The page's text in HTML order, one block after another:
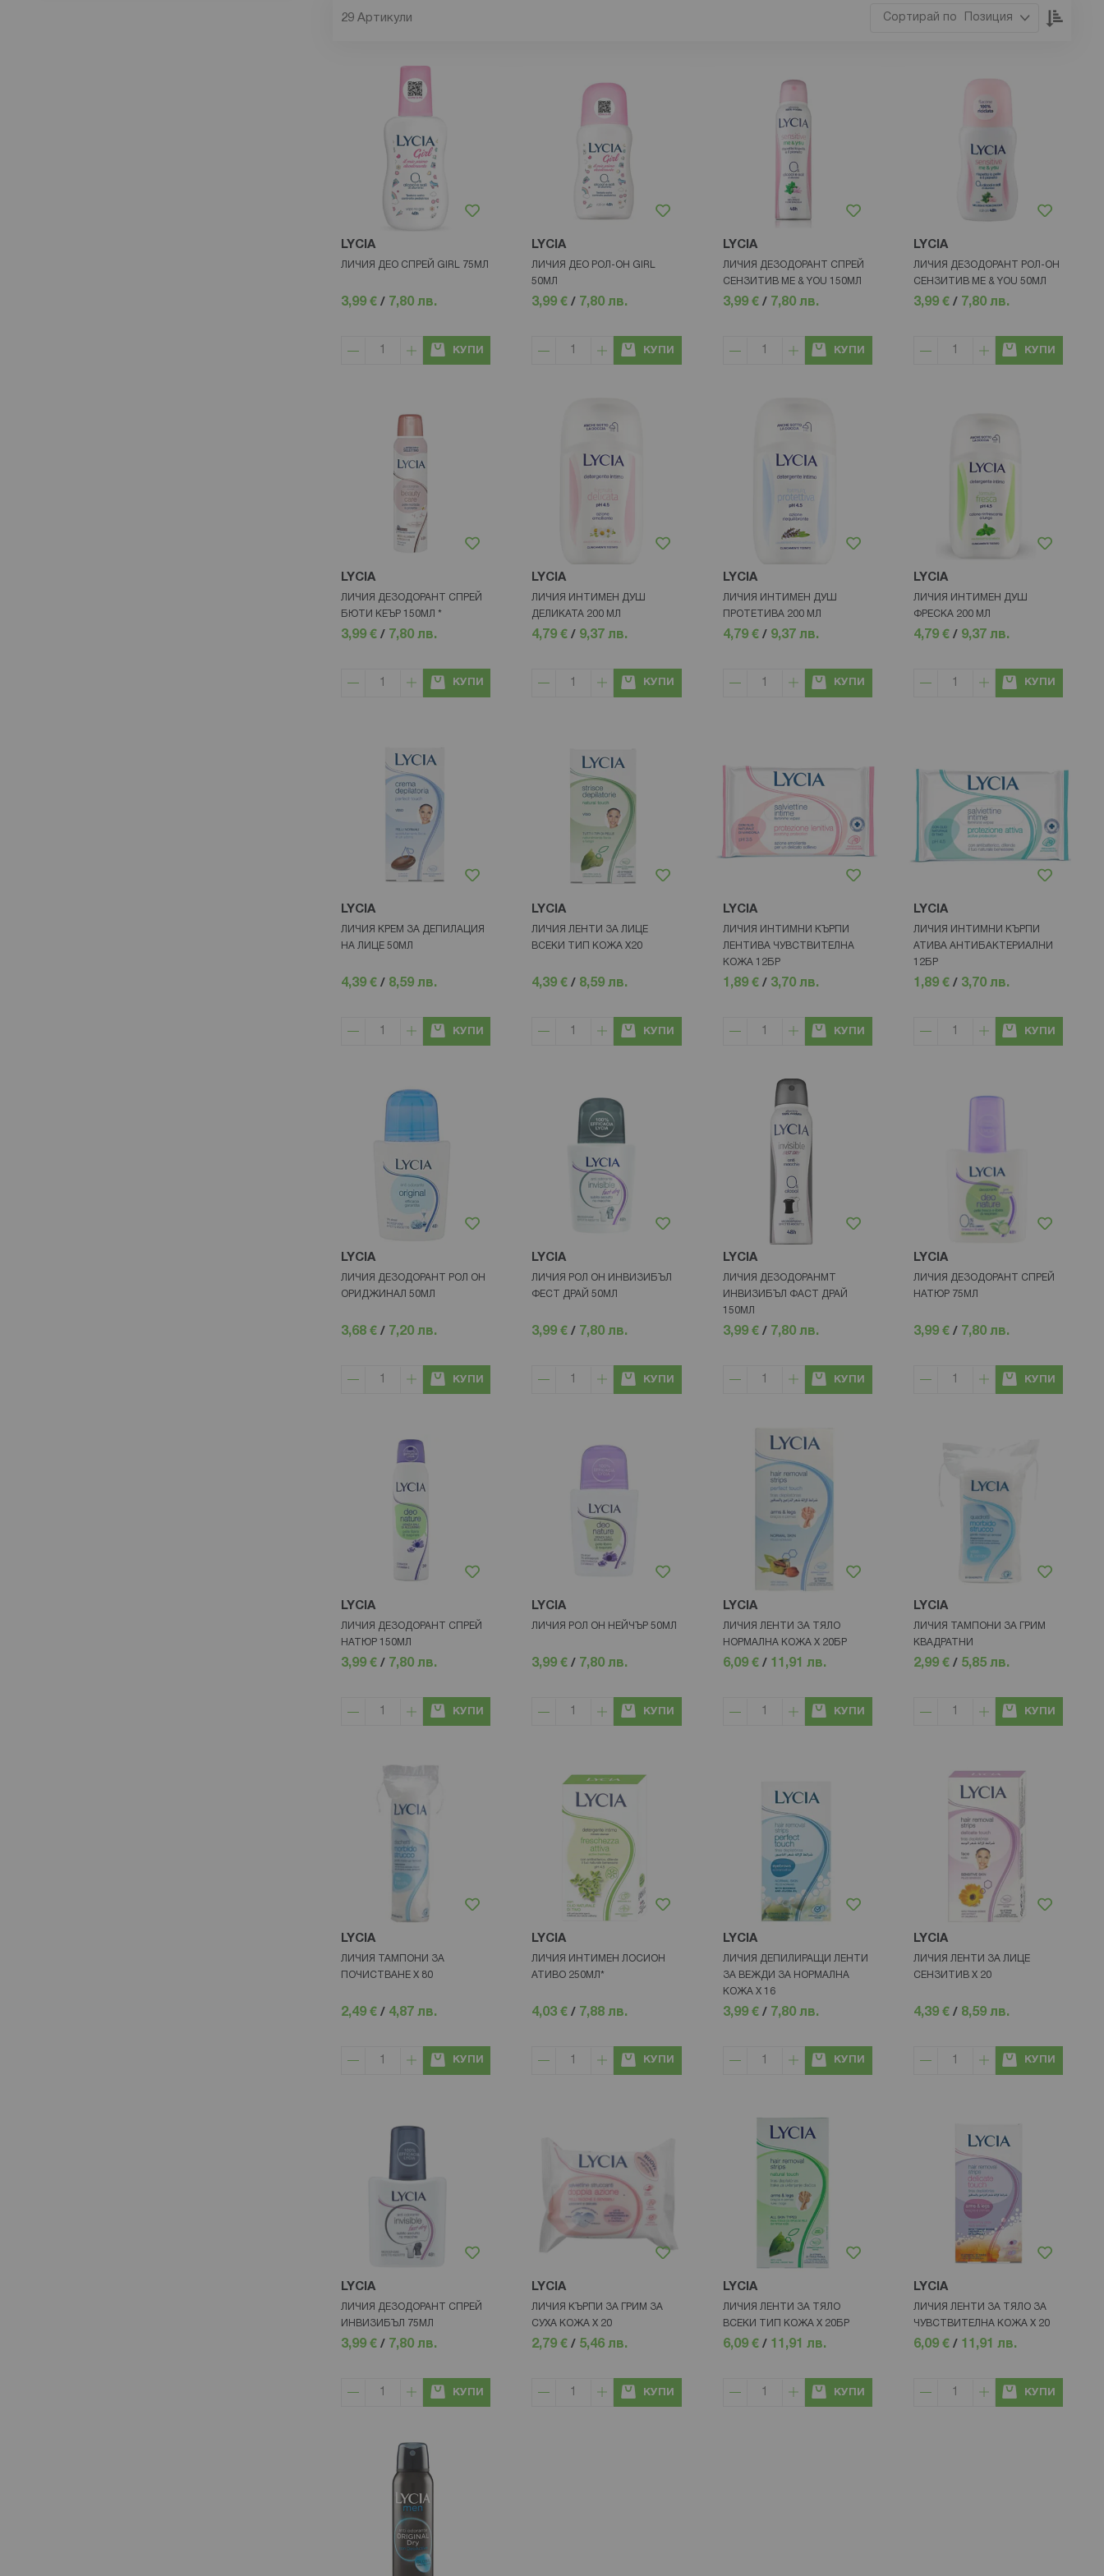
Позиция
29 Артикули
LYCIA
ЛИЧИЯ ДЕО СПРЕЙ GIRL 75МЛ
3,99 € / 7,80 лв.
КУПИ
LYCIA
ЛИЧИЯ ДЕО РОЛ-ОН GIRL
50МЛ
3,99 € / 7,80 лв.
КУПИ
LYCIA
ЛИЧИЯ ДЕЗОДОРАНТ СПРЕЙ
СЕНЗИТИВ ME & YOU 150МЛ
3,99 €/ 7,80 лв.
КУПИ
LYCIA
ЛИЧИЯ ДЕЗОДОРАНТ РОЛ-ОН
СЕНЗИТИВ ME & YOU 50МЛ
3,99 €/ 7,80 лв.
КУПИ
LYCIA
ЛИЧИЯ ДЕЗОДОРАНТ СПРЕЙ
БЮТИ КЕЪР 150МЛ *
3,99 € / 7,80 лв.
КУПИ
LYCIA
ЛИЧИЯ ИНТИМЕН ДУШ
ДЕЛИКАТА 200 МЛ
4,79 € / 9,37 лв.
КУПИ
LYCIA
ЛИЧИЯ ИНТИМЕН ДУШ
ПРОТЕТИВА 200 МЛ
4,79 €/ 9,37 лв.
КУПИ
LYCIA
ЛИЧИЯ ИНТИМЕН ДУШ
ФРЕСКА 200 МЛ
4,79 €/ 9,37 лв.
КУПИ
LYCIA
ЛИЧИЯ КРЕМ ЗА ДЕПИЛАЦИЯ
НА ЛИЦЕ 50МЛ
4,39 € / 8,59 лв.
КУПИ
LYCIA
ЛИЧИЯ ЛЕНТИ ЗА ЛИЦЕ
ВСЕКИ ТИП КОЖА Х20
4,39 € / 8,59 лв.
КУПИ
LYCIA
ЛИЧИЯ ИНТИМНИ КЪРПИ
ЛЕНТИВА ЧУВСТВИТЕЛНА
КОЖА 12БР
1,89 €/ 3,70 лв.
КУПИ
LYCIA
ЛИЧИЯ ИНТИМНИ КЪРПИ
АТИВА АНТИБАКТЕРИАЛНИ
12БР
1,89 €/ 3,70 лв.
КУПИ
LYCIA
ЛИЧИЯ ДЕЗОДОРАНТ РОЛ ОН
ОРИДЖИНАЛ 50МЛ
3,68 € / 7,20 лв.
КУПИ
LYCIA
ЛИЧИЯ РОЛ ОН ИНВИЗИБЪЛ
ФЕСТ ДРАЙ 50МЛ
3,99 € / 7,80 лв.
КУПИ
LYCIA
ЛИЧИЯ ДЕЗОДОРАНМТ
ИНВИЗИБЪЛ ФАСТ ДРАЙ
150МЛ
3,99 €/ 7,80 лв.
КУПИ
LYCIA
ЛИЧИЯ ДЕЗОДОРАНТ СПРЕЙ
НАТЮР 75МЛ
3,99 €/ 7,80 лв.
КУПИ
LYCIA
ЛИЧИЯ ДЕЗОДОРАНТ СПРЕЙ
НАТЮР 150МЛ
3,99 € / 7,80 лв.
КУПИ
LYCIA
ЛИЧИЯ РОЛ ОН НЕЙЧЪР 50МЛ
3,99 € / 7,80 лв.
КУПИ
LYCIA
ЛИЧИЯ ЛЕНТИ ЗА ТЯЛО
НОРМАЛНА КОЖА Х 20БР
6,09 €/ 11,91 лв.
КУПИ
LYCIA
ЛИЧИЯ ТАМПОНИ ЗА ГРИМ
КВАДРАТНИ
2,99 €/ 5,85 лв.
КУПИ
LYCIA
ЛИЧИЯ ТАМПОНИ ЗА
ПОЧИСТВАНЕ Х 80
2,49 € / 4,87 лв.
КУПИ
LYCIA
ЛИЧИЯ ИНТИМЕН ЛОСИОН
АТИВО 250МЛ*
4,03 € / 7,88 лв.
КУПИ
LYCIA
ЛИЧИЯ ДЕПИЛИРАЩИ ЛЕНТИ
ЗА ВЕЖДИ ЗА НОРМАЛНА
КОЖА Х 16
3,99 €/ 7,80 лв.
КУПИ
LYCIA
ЛИЧИЯ ЛЕНТИ ЗА ЛИЦЕ
СЕНЗИТИВ Х 20
4,39 €/ 8,59 лв.
КУПИ
LYCIA
ЛИЧИЯ ДЕЗОДОРАНТ СПРЕЙ
ИНВИЗИБЪЛ 75МЛ
3,99 € / 7,80 лв.
КУПИ
LYCIA
ЛИЧИЯ КЪРПИ ЗА ГРИМ ЗА
СУХА КОЖА Х 20
2,79 € / 5,46 лв.
КУПИ
LYCIA
ЛИЧИЯ ЛЕНТИ ЗА ТЯЛО
ВСЕКИ ТИП КОЖА Х 20БР
6,09 €/ 11,91 лв.
КУПИ
LYCIA
ЛИЧИЯ ЛЕНТИ ЗА ТЯЛО ЗА
ЧУВСТВИТЕЛНА КОЖА Х 20
6,09 €/ 11,91 лв.
КУПИ